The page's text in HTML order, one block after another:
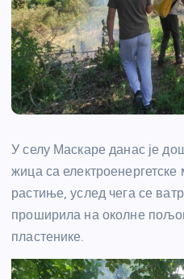
У селу Маскаре данас је
жица са
растиње, услед чега се
проширила на околне
пластенике.